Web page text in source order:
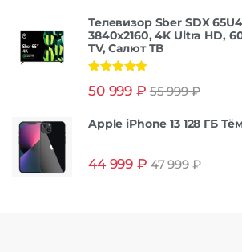
Телевизор Sber SDX
3840x2160, 4K Ultra HD,
TV, Салют ТВ
из 5
50 999 ₽ 55 999₽
Apple iPhone 13 128 ГБ
44 999 ₽ 47 999₽